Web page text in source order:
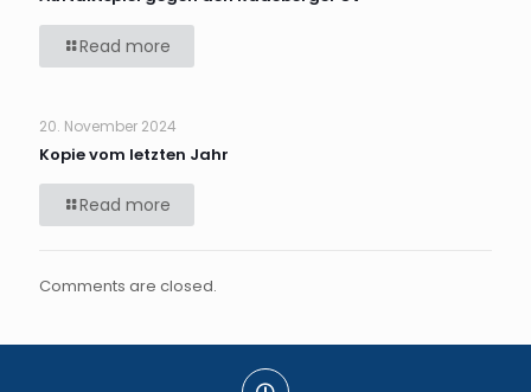
Read more
20. November 2024
Kopie vom letzten Jahr
Read more
Comments are closed.